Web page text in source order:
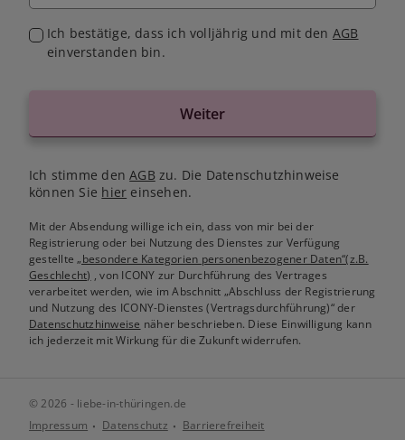
Ich bestätige, dass ich volljährig und mit den AGB
einverstanden bin.
Weiter
Ich stimme denAGB zu. Die Datenschutzhinweise
können Sie hier einsehen.
Mit der Absendung willige ich ein, dass von mir bei der
Registrierung oder bei Nutzung des Dienstes zur Verfügung
gestellte„besondere Kategorien personenbezogener Daten“(z.B.
Geschlecht) , von ICONY zur Durchführung des Vertrages
verarbeitet werden, wie im Abschnitt „Abschluss der Registrierung
und Nutzung des ICONY-Dienstes (Vertragsdurchführung)“ der
Datenschutzhinweise näher beschrieben. Diese Einwilligung kann
ich jederzeit mit Wirkung für die Zukunft widerrufen.
© 2026 - liebe-in-thüringen.de
Impressum
Datenschutz Barrierefreiheit